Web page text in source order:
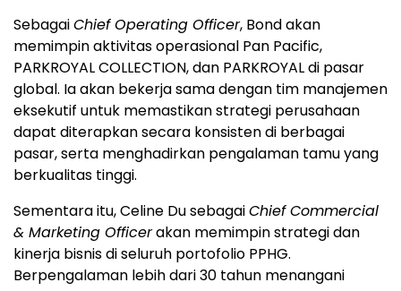
SebagaiChief Operating Officer, Bond akan
memimpin aktivitas operasional Pan Pacific,
PARKROYAL COLLECTION, dan PARKROYAL di pasar
global. Ia akan bekerja sama dengan tim manajemen
eksekutif untuk memastikan strategi perusahaan
dapat diterapkan secara konsisten di berbagai
pasar, serta menghadirkan pengalaman tamu yang
berkualitas tinggi.
Sementara itu, Celine Du sebagaiChief Commercial
& Marketing Officerakan memimpin strategi dan
kinerja bisnis di seluruh portofolio PPHG.
Berpengalaman lebih dari 30 tahun menangani